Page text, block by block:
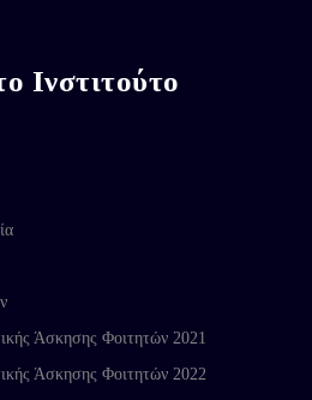
Ινστιτούτο
Άσκησης Φοιτητών 2021
Άσκησης Φοιτητών 2022